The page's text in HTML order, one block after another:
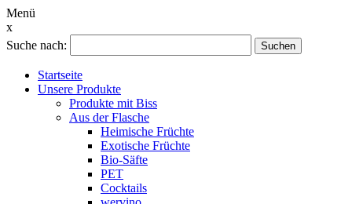
Menü
x
Suche nach:
Suchen
Startseite
Unsere Produkte
Produkte mit Biss
Aus der Flasche
Heimische Früchte
Exotische Früchte
Bio-Säfte
PET
Cocktails